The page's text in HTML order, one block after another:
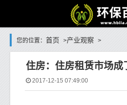
您的位置： 首页 >产业观察 >
住房：住房租赁市场成
2017-12-15 07:49:00